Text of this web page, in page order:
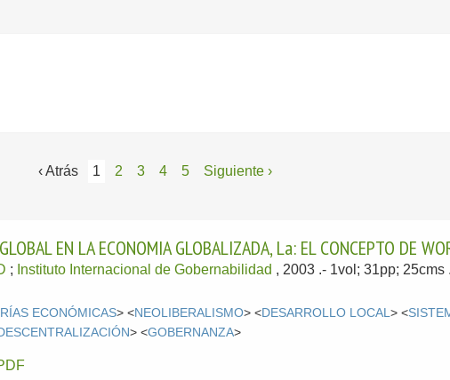
‹ Atrás 1 2 3 4 5 Siguiente ›
EN LA ECONOMIA GLOBALIZADA, La: EL CONCEPTO DE
; Instituto Internacional de Gobernabilidad , 2003 .- 1vol; 31pp;
ECONÓMICAS> <NEOLIBERALISMO> <DESARROLLO LOCAL> <
> <GOBERNANZA>